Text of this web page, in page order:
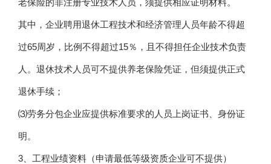
老保险的非注册专业技术人员，须提供相应证明材料。
其中，企业聘用退休工程技术和经济管理人员年龄不得超
过65周岁，比例不得超过15％，且不得担任企业技术负责
人。退休技术人员可不提供养老保险凭证，但须提供正式
退休手续；
⑶劳务分包企业应提供标准要求的人员上岗证书、身份证
明。
3、工程业绩资料（申请最低等级资质企业可不提供）